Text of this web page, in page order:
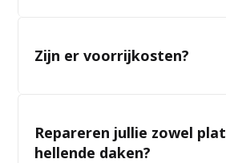
Zijn er voorrijkosten?
Repareren jullie zowel
hellende daken?